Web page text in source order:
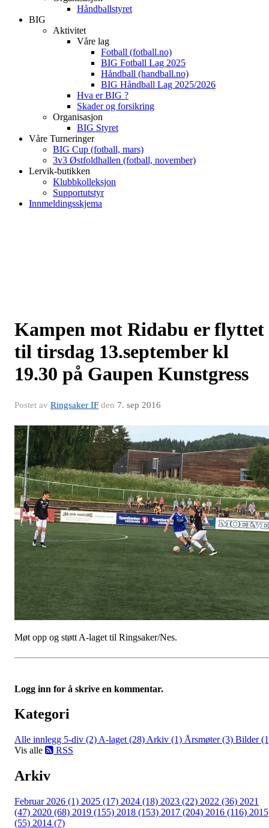
Håndballstyret
BIG
Aktivitet
Våre lag
Fotball (fotball.no)
BIG Fotball Lag 2025
Håndball (handball.no)
BIG Håndball Lag 2025/2026
Hva er BIG ?
Skader og forsikring
Organisasjon
BIG Styret
Våre Turneringer
BIG Cup (fotball, mars)
3v3 Østfoldhallen (fotball, november)
Lervik-butikken
Klubbkolleksjon
Supportutstyr
Innmeldingsskjema
Kampen mot Ridabu er flyttet
til tirsdag 13.september kl
19.30 på Gaupen Kunstgress
Postet av Ringsaker IF den 7. sep 2016
Møt opp og støtt A-laget til Ringsaker/Nes.
Logg inn for å skrive en kommentar.
Kategori
Alle innlegg 5-div (2) A-laget (28) Arkiv (1) Årsmøter (3) Bilder
Vis alle
RSS
Arkiv
Februar 2026 (1) 2025 (17) 2024 (18) 2023 (22) 2022 (36) 2021
(47) 2020 (68) 2019 (155) 2018 (153) 2017 (204) 2016 (116) 2015
(55) 2014 (7)